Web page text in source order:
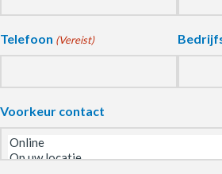
Telefoon (Vereist)
Voorkeur contact